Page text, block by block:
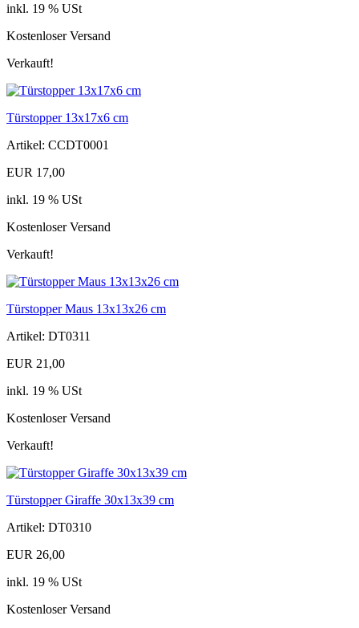
inkl. 19 % USt
Kostenloser Versand
Verkauft!
Türstopper 13x17x6 cm
Artikel: CCDT0001
EUR 17,00
inkl. 19 % USt
Kostenloser Versand
Verkauft!
Türstopper Maus 13x13x26 cm
Artikel: DT0311
EUR 21,00
inkl. 19 % USt
Kostenloser Versand
Verkauft!
Türstopper Giraffe 30x13x39 cm
Artikel: DT0310
EUR 26,00
inkl. 19 % USt
Kostenloser Versand